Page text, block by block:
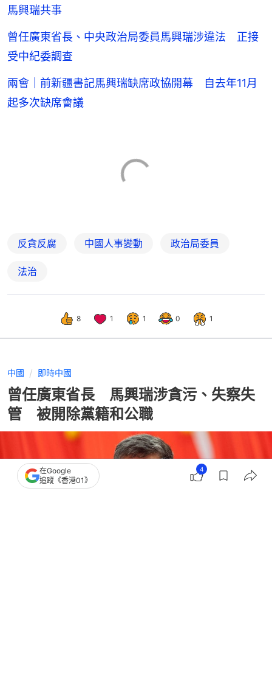
馬興瑞共事
曾任廣東省長、中央政治局委員馬興瑞涉違法 正接
受中紀委調查
兩會｜前新疆書記馬興瑞缺席政協開幕 自去年11月
起多次缺席會議
反貪反腐 中國人事變動 政治局委員
法治
8 1 1 0 1
中國 即時中國
曾任廣東省長 馬興瑞涉貪污、失察失
管 被開除黨籍和公職
在Google
追蹤《香港01》
4